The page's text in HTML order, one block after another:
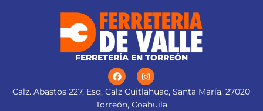
FERRETERÍA EN TORREÓN
Calz. Abastos 227, Esq, Calz Cuitláhuac, Santa María, 27020
Torreón, Coahuila